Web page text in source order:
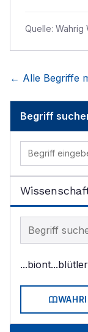
Quelle: Wahrig
← Alle Begriffe
Begriff
Begriff im
...biont...blütler